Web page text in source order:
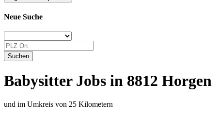
Neue Suche
Babysitter Jobs in 8812 Horgen
und im Umkreis von 25 Kilometern